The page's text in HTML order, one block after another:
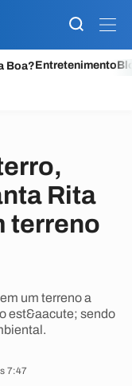
Boa?Entretenimento
Rita
terreno
um terreno a
est&aacute; sendo
7:47